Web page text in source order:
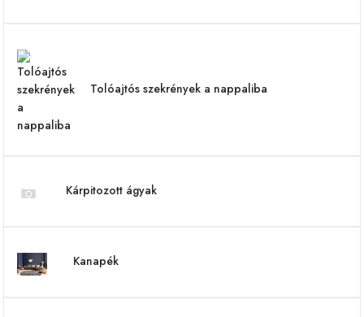
Tolóajtós szekrények a nappaliba
Kárpitozott ágyak
Kanapék